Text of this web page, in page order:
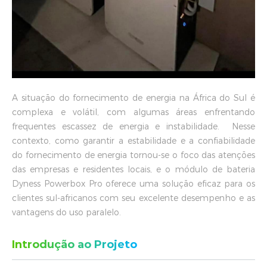
A situação do fornecimento de energia na África do Sul é
complexa e volátil, com algumas áreas enfrentando
frequentes escassez de energia e instabilidade. Nesse
contexto, como garantir a estabilidade e a confiabilidade
do fornecimento de energia tornou-se o foco das atenções
das empresas e residentes locais, e o módulo de bateria
Dyness Powerbox Pro oferece uma solução eficaz para os
clientes sul-africanos com seu excelente desempenho e as
vantagens do uso paralelo.
Introdução ao Projeto